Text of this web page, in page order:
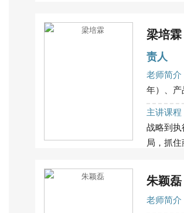
梁培霖
责人
老师简介
年）、
主讲课程
战略到
局，抓
朱颖磊
老师简介